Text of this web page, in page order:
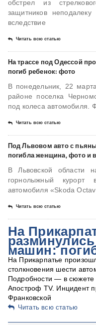
обстрел из
защитников
вследствие
Читать всю статью
На трассе под Одессой
погиб ребенок: фото
В понедельник, 22
районе поселка
под колеса автомобиля.
Читать всю статью
Под Львовом авто с
погибла женщина, фото и
В Львовской области
горнолыжный курорт
автомобиля «Skoda
Читать всю статью
На
машин:
На Прикарпатье
столкновения шести
Подробности — в
Апостроф TV. Инцидент
Франковской
Читать всю статью